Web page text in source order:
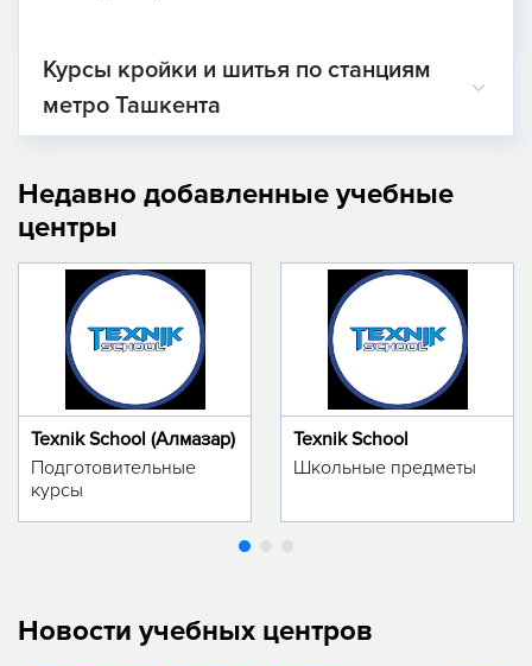
Курсы кройки и шитья по станциям
метро Ташкента
Недавно добавленные учебные
центры
Texnik School (Алмазар)
Подготовительные
курсы
Texnik School
Школьные предметы
Новости учебных центров